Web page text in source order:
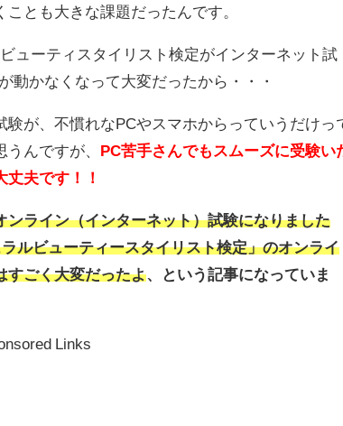
とも大きな課題だったんです。
ューティスタイリスト検定がインターネット試
動かなくなって大変だったから・・・
が、不慣れなPCやスマホからっていうだけっ
んですが、 PC苦手さんでもスムーズに受験い
夫です！！
ンライン（インターネット）試験になりました
ルビューティースタイリスト検定」のオンライ
すごく大変だったよ 、という記事になっていま
Links